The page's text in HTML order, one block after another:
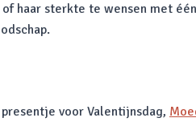
haar sterkte te wensen met één
voor Valentijnsdag,